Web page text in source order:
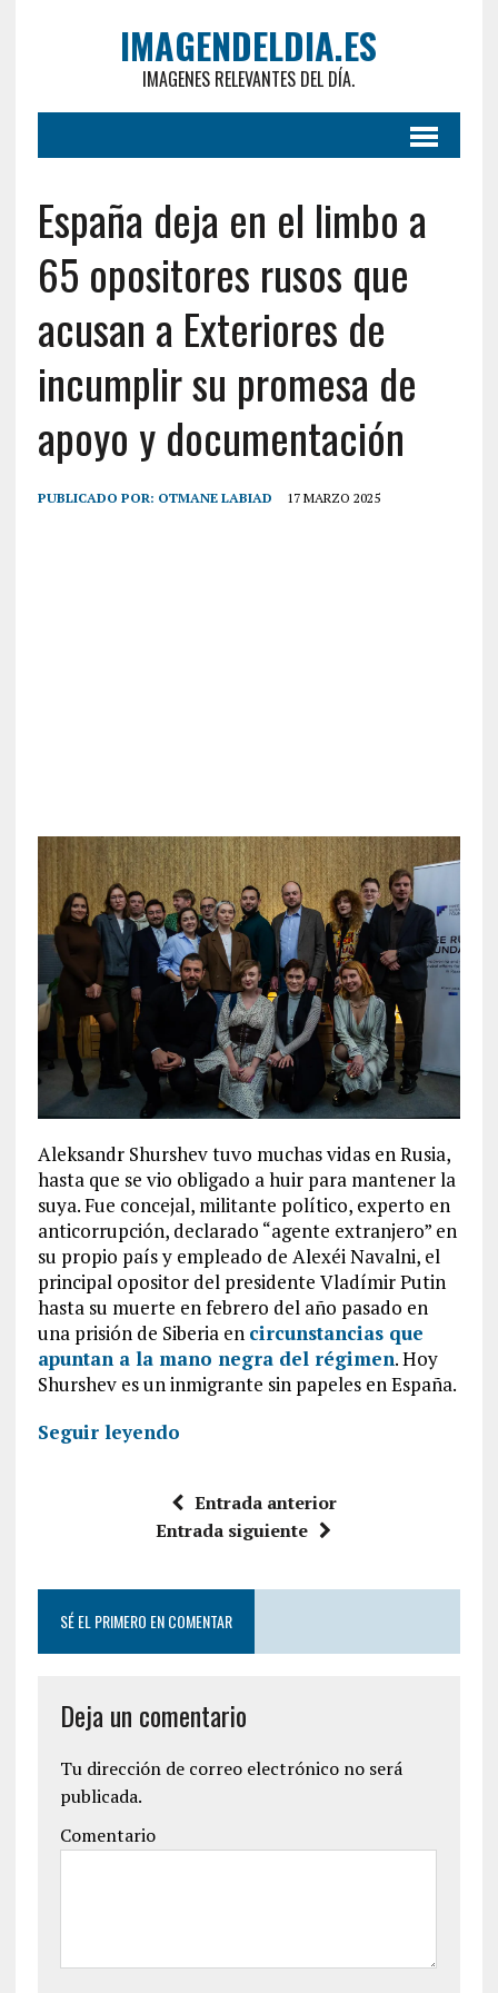
IMAGENDELDIA.ES
IMAGENES RELEVANTES DEL DÍA.
España deja en el limbo a
65 opositores rusos que
acusan a Exteriores de
incumplir su promesa de
apoyo y documentación
PUBLICADO POR: OTMANE LABIAD 17 MARZO 2025
Aleksandr Shurshev tuvo muchas vidas en Rusia,
hasta que se vio obligado a huir para mantener la
suya. Fue concejal, militante político, experto en
anticorrupción, declarado “agente extranjero” en
su propio país y empleado de Alexéi Navalni, el
principal opositor del presidente Vladímir Putin
hasta su muerte en febrero del año pasado en
una prisión de Siberia en circunstancias que
apuntan a la mano negra del régimen. Hoy
Shurshev es un inmigrante sin papeles en España.
Seguir leyendo
Entrada anterior
Entrada siguiente
SÉ EL PRIMERO EN COMENTAR
Deja un comentario
Tu dirección de correo electrónico no será
publicada.
Comentario